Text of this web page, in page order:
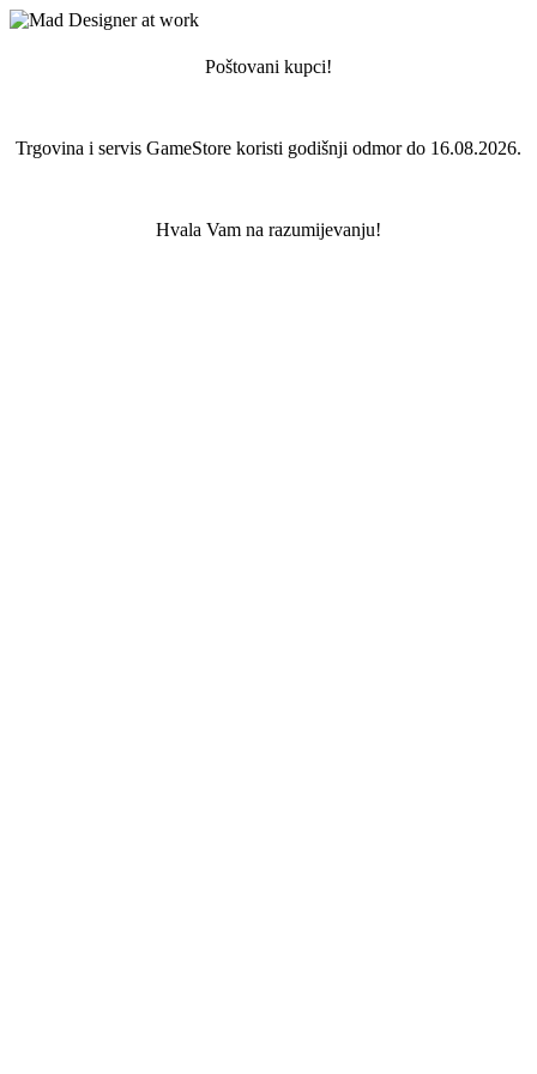
Poštovani kupci!
Trgovina i servis GameStore koristi godišnji odmor do 16.08.2026.
Hvala Vam na razumijevanju!